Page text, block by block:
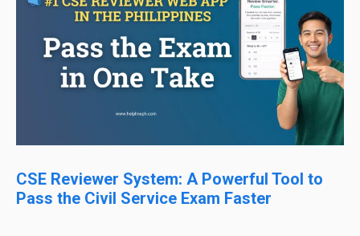
CSE Reviewer System: A Powerful Tool to
Pass the Civil Service Exam Faster